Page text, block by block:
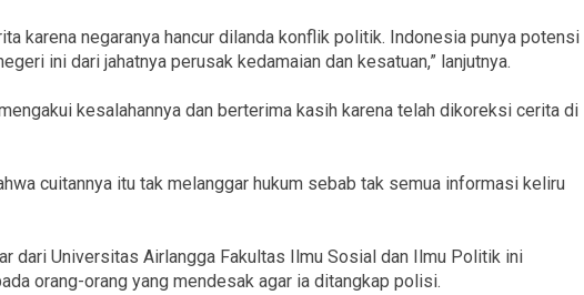
karena negaranya hancur dilanda konflik politik. Indonesia punya potensi
ini dari jahatnya perusak kedamaian dan kesatuan,” lanjutnya.
kesalahannya dan berterima kasih karena telah dikoreksi cerita di
cuitannya itu tak melanggar hukum sebab tak semua informasi keliru
dari Universitas Airlangga Fakultas Ilmu Sosial dan Ilmu Politik ini
orang-orang yang mendesak agar ia ditangkap polisi.